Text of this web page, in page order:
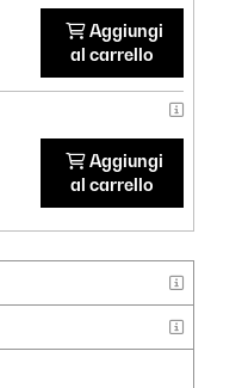
Aggiungi
al carrello
Aggiungi
al carrello